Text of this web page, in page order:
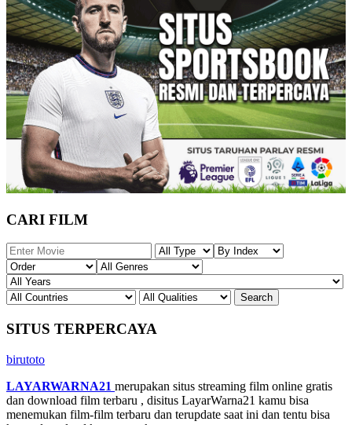
CARI FILM
SITUS TERPERCAYA
birutoto
LAYARWARNA21 merupakan situs streaming film online gratis
dan download film terbaru , disitus LayarWarna21 kamu bisa
menemukan film-film terbaru dan terupdate saat ini dan tentu bisa